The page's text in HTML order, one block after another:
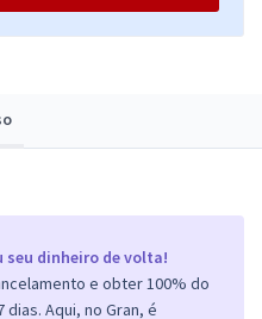
dinheiro de volta!
e obter 100% do
Aqui, no Gran, é